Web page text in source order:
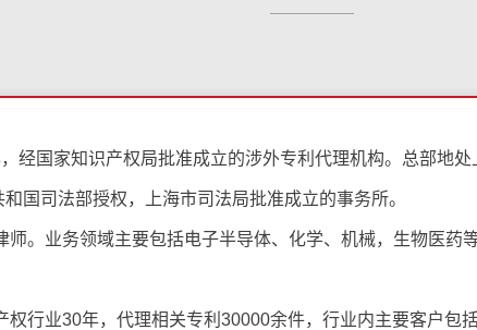
经国家知识产权局批准成立的涉外专利代理机构。总部地
国司法部授权，上海市司法局批准成立的事务所。
师。业务领域主要包括电子半导体、化学、机械，生物医
权行业30年，代理相关专利30000余件，行业内主要客户包